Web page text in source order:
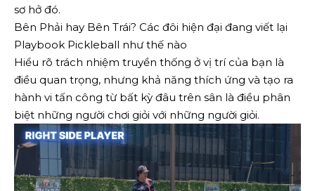
sơ hở đó.
Bên Phải hay Bên Trái? Các đôi hiện đại đang viết lại
Playbook Pickleball như thế nào
Hiểu rõ trách nhiệm truyền thống ở vị trí của bạn là
điều quan trọng, nhưng khả năng thích ứng và tạo ra
hành vi tấn công từ bất kỳ đâu trên sân là điều phân
biệt những người chơi giỏi với những người giỏi.